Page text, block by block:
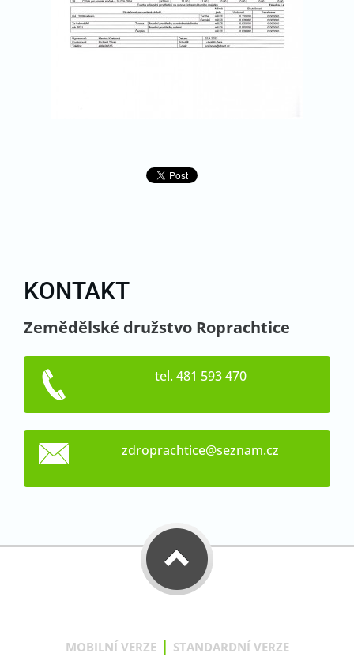
KONTAKT
Zemědělské družstvo Roprachtice
tel. 481 593 470
zdroprachtice@seznam.cz
MOBILNÍ VERZE | STANDARDNÍ VERZE